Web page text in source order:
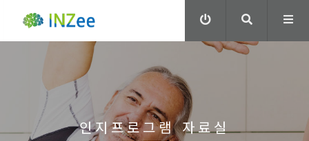
인지프로그램 자료실